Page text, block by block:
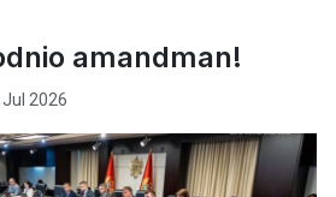
amandman!
2026